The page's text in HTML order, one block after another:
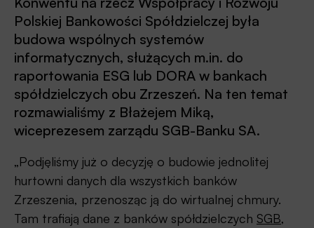
Polskiej Bankowości Spółdzielczej była
budowa wspólnych systemów
informatycznych, służących m.in. do
raportowania ESG lub DORA w bankach
spółdzielczych obu Zrzeszeń. Na ten temat
rozmawialiśmy z Błażejem Miką,
wiceprezesem zarządu SGB-Banku SA.
„Podjęliśmy już o decyzję o budowie jednolitej
hurtowni danych dla wszystkich banków
Zrzeszenia, przenosząc ją do wirtualnej chmury.
Tam trafiają dane z banków spółdzielczych SGB,